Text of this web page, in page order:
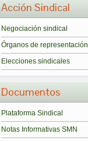
Acción Sindical
Negociación sindical
Órganos de representación
Elecciones sindicales
Documentos
Plataforma Sindical
Notas Informativas SMN